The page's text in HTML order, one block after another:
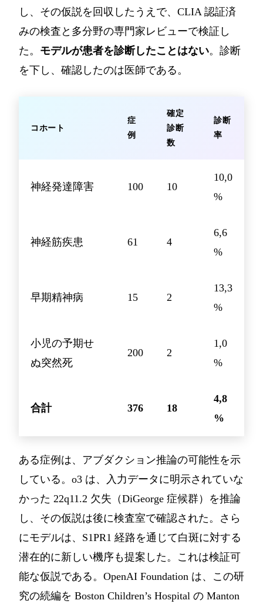
し、その仮説を回収したうえで、CLIA 認証済
みの検査と多分野の専門家レビューで検証し
た。 モデルが患者を診断したことはない。診断
を下し、確認したのは医師である。
コホート
症
例
確定
診断
数
診断
率
神経発達障害 100 10
10,0
%
神経筋疾患 61 4
6,6
%
早期精神病 15 2
13,3
%
小児の予期せ
ぬ突然死
200 2
1,0
%
合計 376 18
4,8
%
ある症例は、アブダクション推論の可能性を示
している。o3 は、入力データに明示されていな
かった 22q11.2 欠失（DiGeorge 症候群）を推論
し、その仮説は後に検査室で確認された。さら
にモデルは、S1PR1 経路を通じて白斑に対する
潜在的に新しい機序も提案した。これは検証可
能な仮説である。OpenAI Foundation は、この研
究の続編を Boston Children’s Hospital の Manton